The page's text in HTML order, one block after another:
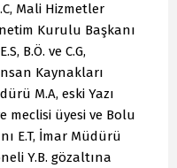
Mali Hizmetler
Kurulu Başkanı
B.Ö. ve C.G,
Kaynakları
M.A, eski Yazı
meclisi üyesi ve Bolu
E.T, İmar Müdürü
Y.B. gözaltına